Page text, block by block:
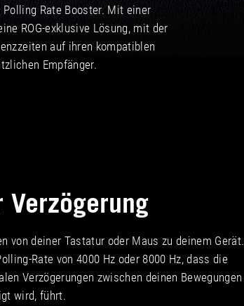
Rate Booster. Mit einer
ROG-exklusive Lösung, mit der
auf ihren kompatiblen
Empfänger.
von deiner Tastatur oder Maus zu deinem Gerät.
Rate von 4000 Hz oder 8000 Hz, dass die
Verzögerungen zwischen deinen Bewegungen
wird, führt.